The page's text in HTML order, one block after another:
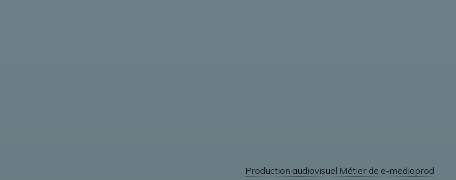
Production audiovisuel Métier de e-mediaprod